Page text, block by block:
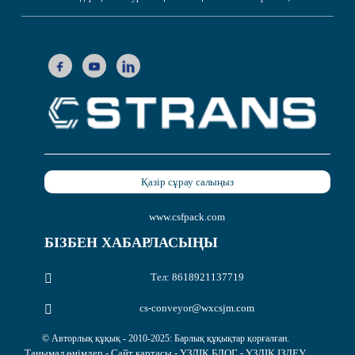
Қазір сұрау салыңыз
www.csfpack.com
БІЗБЕН ХАБАРЛАСЫҢЫ
Тел: 8618921137719
cs-conveyor@wxcsjm.com
© Авторлық құқық - 2010-2025: Барлық құқықтар қорғалған.